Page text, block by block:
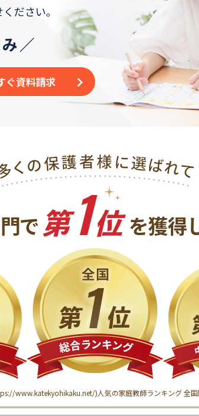
ださい。
／
ぐ資料請求
で 第1位を獲得
www.katekyohikaku.net/)人気の家庭教師ランキング 全